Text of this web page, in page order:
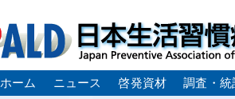
ホーム ニュース 啓発資材 調査・統